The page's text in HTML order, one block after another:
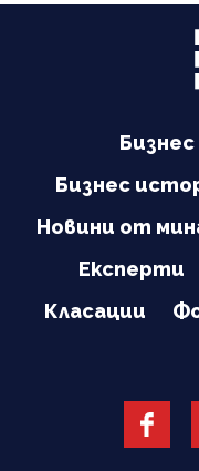
Бизнес
Новини от
Експерти
Класации